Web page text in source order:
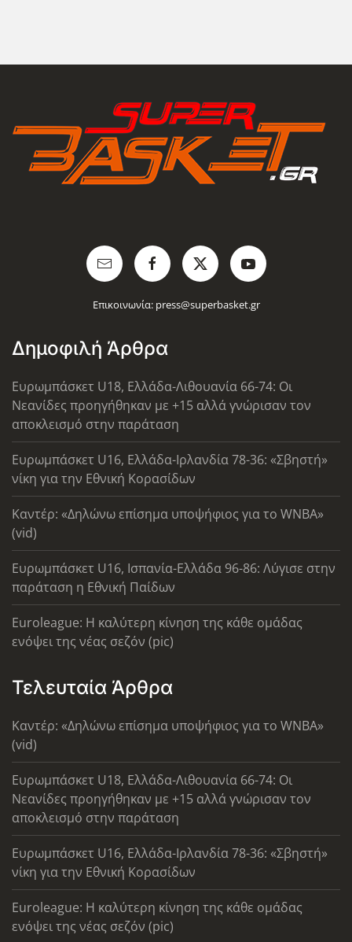
Επικοινωνία: press@superbasket.gr
Δημοφιλή Άρθρα
Ευρωμπάσκετ U18, Ελλάδα-Λιθουανία 66-74: Οι
Νεανίδες προηγήθηκαν με +15 αλλά γνώρισαν τον
αποκλεισμό στην παράταση
Ευρωμπάσκετ U16, Ελλάδα-Ιρλανδία 78-36: «Σβηστή»
νίκη για την Εθνική Κορασίδων
Καντέρ: «Δηλώνω επίσημα υποψήφιος για το WNBA»
(vid)
Ευρωμπάσκετ U16, Ισπανία-Ελλάδα 96-86: Λύγισε στην
παράταση η Εθνική Παίδων
Euroleague: Η καλύτερη κίνηση της κάθε ομάδας
ενόψει της νέας σεζόν (pic)
Τελευταία Άρθρα
Καντέρ: «Δηλώνω επίσημα υποψήφιος για το WNBA»
(vid)
Ευρωμπάσκετ U18, Ελλάδα-Λιθουανία 66-74: Οι
Νεανίδες προηγήθηκαν με +15 αλλά γνώρισαν τον
αποκλεισμό στην παράταση
Ευρωμπάσκετ U16, Ελλάδα-Ιρλανδία 78-36: «Σβηστή»
νίκη για την Εθνική Κορασίδων
Euroleague: Η καλύτερη κίνηση της κάθε ομάδας
ενόψει της νέας σεζόν (pic)